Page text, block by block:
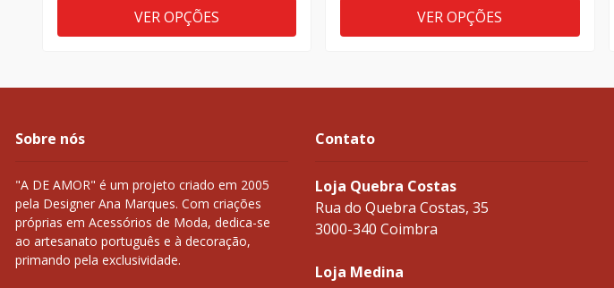
VER OPÇÕES
VER OPÇÕES
Sobre nós
"A DE AMOR" é um projeto criado em 2005
pela Designer Ana Marques. Com criações
próprias em Acessórios de Moda, dedica-se
ao artesanato português e à decoração,
primando pela exclusividade.
Contato
Loja Quebra Costas
Rua do Quebra Costas, 35
3000-340 Coimbra
Loja Medina